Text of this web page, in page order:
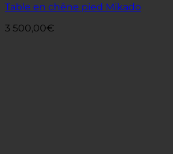
Table en chêne pied Mikado
3 500,00€